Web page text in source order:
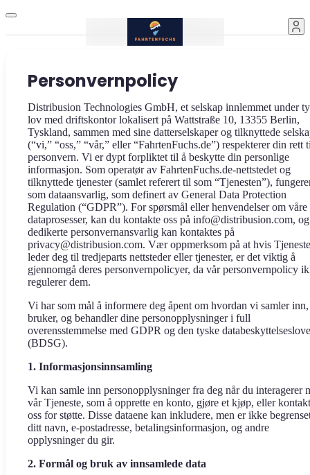
Personvernpolicy
Distribusion Technologies GmbH, et selskap innlemmet under
lov med driftskontor lokalisert på Wattstraße 10, 13355 Berlin,
Tyskland, sammen med sine datterselskaper og tilknyttede
(“vi,” “oss,” “vår,” eller “FahrtenFuchs.de”) respekterer din rett
personvern. Vi er dypt forpliktet til å beskytte din personlige
informasjon. Som operatør av FahrtenFuchs.de-nettstedet og
tilknyttede tjenester (samlet referert til som “Tjenesten”),
som dataansvarlig, som definert av General Data Protection
Regulation (“GDPR”). For spørsmål eller henvendelser om våre
dataprosesser, kan du kontakte oss på info@distribusion.com,
dedikerte personvernansvarlig kan kontaktes på
privacy@distribusion.com. Vær oppmerksom på at hvis
leder deg til tredjeparts nettsteder eller tjenester, er det viktig å
gjennomgå deres personvernpolicyer, da vår personvernpolicy
regulerer dem.
Vi har som mål å informere deg åpent om hvordan vi samler inn,
bruker, og behandler dine personopplysninger i full
overensstemmelse med GDPR og den tyske
(BDSG).
1. Informasjonsinnsamling
Vi kan samle inn personopplysninger fra deg når du interagerer
vår Tjeneste, som å opprette en konto, gjøre et kjøp, eller
oss for støtte. Disse dataene kan inkludere, men er ikke
ditt navn, e-postadresse, betalingsinformasjon, og andre
opplysninger du gir.
2. Formål og bruk av innsamlede data